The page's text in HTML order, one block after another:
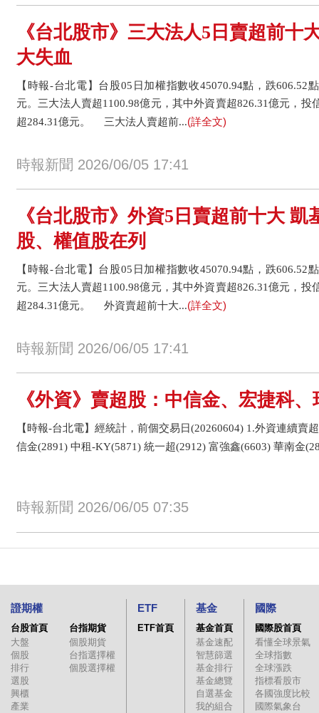
《台北股市》三大法人5日賣超前十
大失血
【時報-台北電】台股05日加權指數收45070.94點，跌606.52
元。三大法人賣超1100.98億元，其中外資賣超826.31億元，投
超284.31億元。 三大法人賣超前...(詳全文)
時報新聞 2026/06/05 17:41
《台北股市》外資5日賣超前十大 凱
股、權值股在列
【時報-台北電】台股05日加權指數收45070.94點，跌606.52
元。三大法人賣超1100.98億元，其中外資賣超826.31億元，投
超284.31億元。 外資賣超前十大...(詳全文)
時報新聞 2026/06/05 17:41
《外資》賣超股：中信金、宏捷科、
【時報-台北電】經統計，前個交易日(20260604) 1.外資連續賣
信金(2891) 中租-KY(5871) 統一超(2912) 富強鑫(6603) 華南金
時報新聞 2026/06/05 07:35
證期權
台股首頁
大盤
個股
排行
選股
興櫃
產業
台指期貨
個股期貨
台指選擇權
個股選擇權
ETF
ETF首頁
基金
基金首頁
基金速配
智慧篩選
基金排行
基金總覽
自選基金
我的組合
國際
國際股首頁
看懂全球景氣
全球指數
全球漲跌
指標看股市
各國強度比較
國際氣象台